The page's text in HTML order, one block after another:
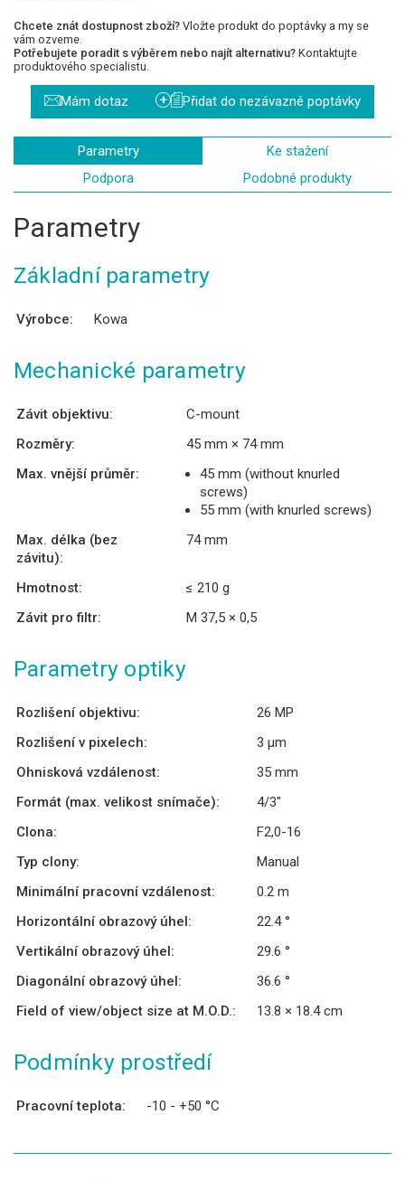
Chcete znát dostupnost zboží? Vložte produkt do poptávky a my se
vám ozveme.
Potřebujete poradit s výběrem nebo najít alternativu? Kontaktujte
produktového specialistu.
Mám dotaz + Přidat do nezávazné poptávky
Parametry
Ke stažení
Podpora
Podobné produkty
Parametry
Základní parametry
Výrobce: Kowa
Mechanické parametry
Závit objektivu:
C-mount
Rozměry:
45 mm × 74 mm
Max. vnější průměr:
45 mm (without knurled
screws)
55 mm (with knurled screws)
Max. délka (bez
závitu):
74 mm
Hmotnost:
≤ 210 g
Závit pro filtr:
M 37,5 × 0,5
Parametry optiky
Rozlišení objektivu:
26 MP
Rozlišení v pixelech:
3 µm
Ohnisková vzdálenost:
35 mm
Formát (max. velikost snímače):
4/3″
Clona:
F2,0-16
Typ clony:
Manual
Minimální pracovní vzdálenost:
0.2 m
Horizontální obrazový úhel:
22.4 °
Vertikální obrazový úhel:
29.6 °
Diagonální obrazový úhel:
36.6 °
Field of view/object size at M.O.D.:
13.8 × 18.4 cm
Podmínky prostředí
Pracovní teplota: -10 - +50 °C